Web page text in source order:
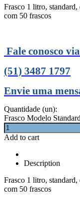
Frasco 1 litro,
com 50 frascos
Fale conosco
(51) 3487 1797
Envie uma
Quantidade (un):
Frasco Modelo
Add to cart
Description
Frasco 1 litro,
com 50 frascos